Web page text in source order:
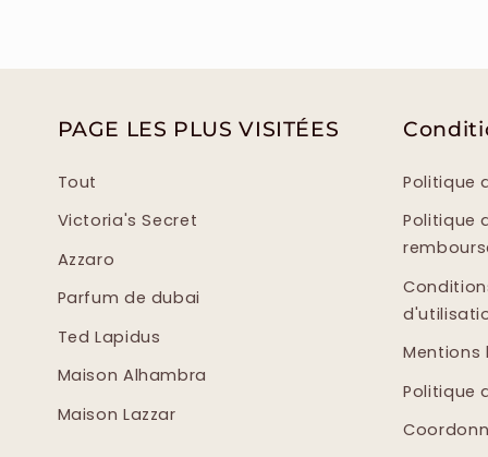
PAGE LES PLUS VISITÉES
Tout
Victoria's Secret
Azzaro
Parfum de dubai
Ted Lapidus
Maison Alhambra
Maison Lazzar
Politique
Politique
Mentions
Politique